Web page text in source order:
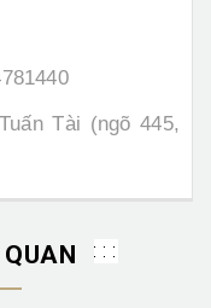
Tài (ngõ 445,